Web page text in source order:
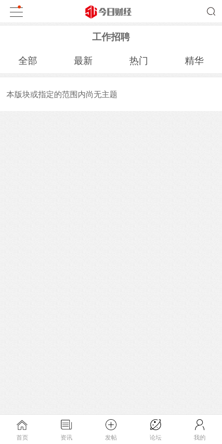
工作招聘
全部 最新 热门 精华
本版块或指定的范围内尚无主题
首页 资讯 发帖 论坛 我的